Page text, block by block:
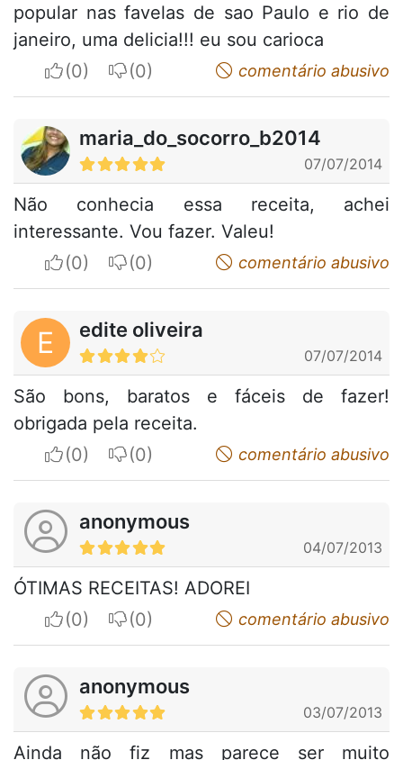
popular nas favelas de sao Paulo e rio de
janeiro, uma delicia!!! eu sou carioca
I apreciateI do not appreciatecomentário abusivo
maria_do_socorro_b2014
07/07/2014
Não conhecia essa receita, achei
interessante. Vou fazer. Valeu!
I apreciateI do not appreciatecomentário abusivo
E edite oliveira
07/07/2014
São bons, baratos e fáceis de fazer!
obrigada pela receita.
I apreciateI do not appreciatecomentário abusivo
anonymous
04/07/2013
ÓTIMAS RECEITAS! ADOREI
I apreciateI do not appreciatecomentário abusivo
anonymous
03/07/2013
Ainda não fiz mas parece ser muito